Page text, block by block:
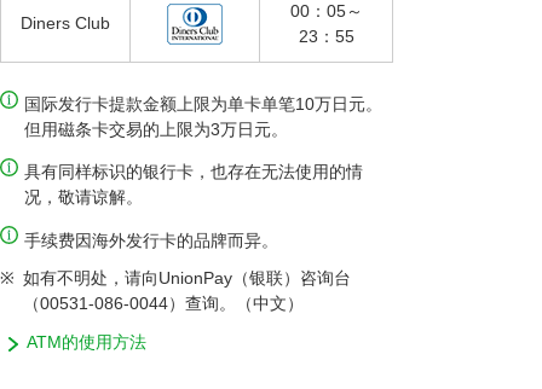
Diners Club
00：05～
23：55
国际发行卡提款金额上限为单卡单笔10万日元。
但用磁条卡交易的上限为3万日元。
具有同样标识的银行卡，也存在无法使用的情
况，敬请谅解。
手续费因海外发行卡的品牌而异。
※ 如有不明处，请向UnionPay（银联）咨询台
（00531-086-0044）查询。（中文）
ATM的使用方法